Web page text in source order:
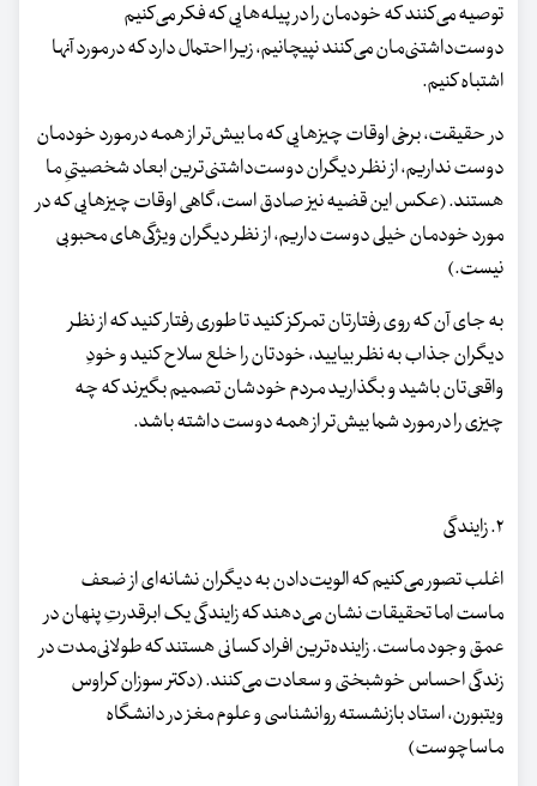
توصیه می‌کنند که خودمان را در پیله‌هایی که فکر می‌کنیم
دوست‌داشتنی‌مان می‌کنند نپیچانیم، زیرا احتمال دارد که در مورد آنها
اشتباه کنیم.
در حقیقت، برخی اوقات چیزهایی که ما بیش‌تر از همه در مورد خودمان
دوست نداریم، از نظر دیگران دوست‌داشتنی‌ترین ابعاد شخصیتیِ ما
هستند. (عکس این قضیه نیز صادق است، گاهی اوقات چیزهایی که در
مورد خودمان خیلی دوست داریم، از نظر دیگران ویژگی‌های محبوبی
نیست.)
به جای آن که روی رفتارتان تمرکز کنید تا طوری رفتار کنید که از نظر
دیگران جذاب به نظر بیایید، خودتان را خلع سلاح کنید و خودِ
واقعی‌تان باشید و بگذارید مردم خودشان تصمیم بگیرند که چه
چیزی را در مورد شما بیش‌تر از همه دوست داشته باشد.
۲. زایندگی
اغلب تصور می‌کنیم که الویت‌دادن به دیگران نشانه‌ای از ضعف
ماست اما تحقیقات نشان می‌دهند که زایندگی یک ابرقدرتِ پنهان در
عمق وجود ماست. زاینده‌ترین افراد کسانی هستند که طولانی‌مدت در
زندگی احساس خوشبختی و سعادت می‌کنند. (دکتر سوزان کراوس
ویتبورن، استاد بازنشسته روانشناسی و علوم مغز در دانشگاه
ماساچوست)